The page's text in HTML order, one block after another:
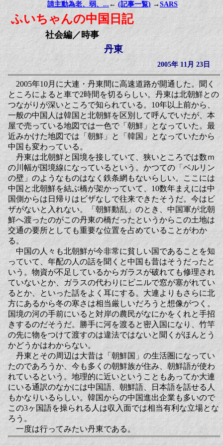
請主動為老、弱、... ← (記事一覧) → SARS
ふいちゃんの中国日記
社会編／時事
丹東
2005年 11月 23日
2005年10月に大連・丹東間に高速道路が開通した。聞く
ところによると車で2時間を切るらしい。丹東は北朝鮮との
つながりが深いところで知られている。10年以上前から、
一般の中国人は韓国と北朝鮮を区別して呼んでいたが、本
屋で売っている地図では一色で「朝鮮」となっていた。最
近みかけた地図では「朝鮮」と「韓国」となっていたから
中国も変わっている。
丹東は北朝鮮と国境を接していて、狭いところでは数ｍ
の川幅が国境線になっているという。かつての「ベルリン
の壁」のようなものはなく鉄条網もないらしい。ここには
中国と北朝鮮を結ぶ橋が架かっていて、10数年まえには中
国側からは日帰りはビザなしで往来できたそうだ。今はビ
ザがないと入れない。「朝鮮動乱」のとき、中国軍が北朝
鮮へ渡ったのがこの丹東の橋だったというからこの土地は
交通の要所としても重要な位置を占めていることがわか
る。
中国の人々も北朝鮮が今非常に貧しい国であることを知
っていて、年配の人の話を聞くと中国も昔はそうだったと
いう。物資が不足しているからガラスが破れても修理され
ていないとか、ガラスの代わりにビニルで窓が塞がれてい
るとか、といった話をよく耳にする。大連よりもさらに北
方にあるから冬の寒さは相当厳しいだろうと想像がつく。
国境の河の手前にいると対岸の農民がなにかをくれと手招
きするのだそうだ。勝手に河を渡ると密入国になり、竹竿
の先に物をつけて渡すのは違法ではないと聞くがほんとう
かどうかはわからない。
丹東とその周辺は大昔は「朝鮮国」の生活圏になってい
たのであろうか、今も多くの朝鮮族が住み、朝鮮語が使わ
れているという。地理的に近いということもあってか大連
にいる通訳のなかには中国語、朝鮮語、日本語を話せる人
もかなりいるらしい。韓国からの中国進出企業も多いので
この3ヶ国語を操られる人は収入面では相当有利な立場とな
ろう。
一度は行ってみたい丹東である。